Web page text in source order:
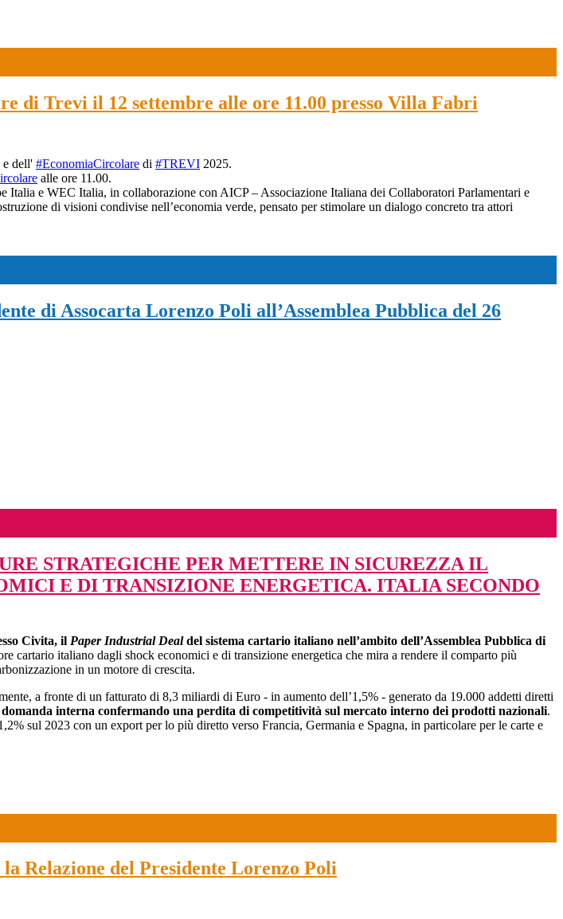
di Trevi il 12 settembre alle ore 11.00 presso Villa Fabri
e dell' #EconomiaCircolare di #TREVI 2025.
alle ore 11.00.
Italia e WEC Italia, in collaborazione con AICP – Associazione Italiana dei Collaboratori Parlamentari e
di visioni condivise nell’economia verde, pensato per stimolare un dialogo concreto tra attori
di Assocarta Lorenzo Poli all’Assemblea Pubblica del 26
STRATEGICHE PER METTERE IN SICUREZZA IL
E DI TRANSIZIONE ENERGETICA. ITALIA SECONDO
Civita, il Paper Industrial Dealdel sistema cartario italiano nell’ambito dell’Assemblea Pubblica di
cartario italiano dagli shock economici e di transizione energetica che mira a rendere il comparto più
in un motore di crescita.
a fronte di un fatturato di 8,3 miliardi di Euro - in aumento dell’1,5% - generato da 19.000 addetti diretti
interna confermando una perdita di competitività sul mercato interno dei prodotti nazionali.
sul 2023 con un export per lo più diretto verso Francia, Germania e Spagna, in particolare per le carte e
Relazione del Presidente Lorenzo Poli